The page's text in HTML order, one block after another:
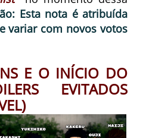
Esta nota é atribuída
variar com novos votos
E O INÍCIO DO
EVITADOS